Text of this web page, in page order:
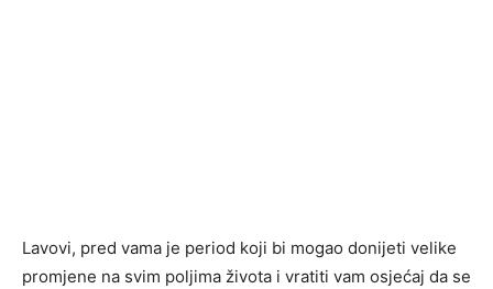
Lavovi, pred vama je period koji bi mogao donijeti velike
promjene na svim poljima života i vratiti vam osjećaj da se